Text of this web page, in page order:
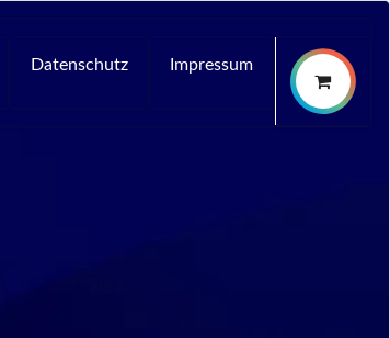
Datenschutz Impressum